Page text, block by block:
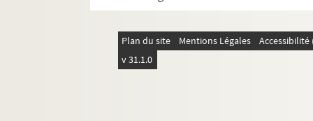
Plan du site Mentions Légales
v 31.1.0